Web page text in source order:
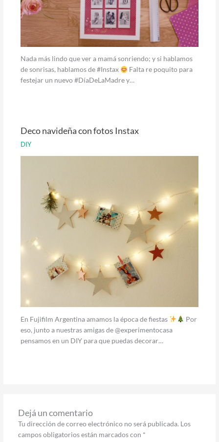
Nada más lindo que ver a mamá sonriendo; y si hablamos
de sonrisas, hablamos de #Instax
Falta re poquito para
festejar un nuevo #DíaDeLaMadre y…
Deco navideña con fotos Instax
DIY
En Fujifilm Argentina amamos la época de fiestas
Por
eso, junto a nuestras amigas de @experimentocasa
pensamos en un DIY para que puedas decorar…
Dejá un comentario
Tu dirección de correo electrónico no será publicada. Los
campos obligatorios están marcados con *